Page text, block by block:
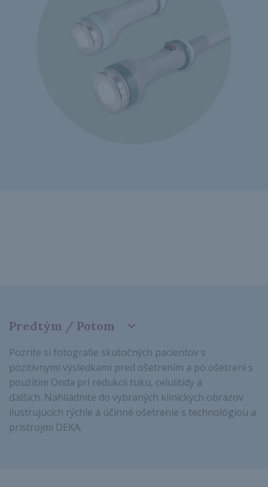
Predtým / Potom
Pozrite si fotografie skutočných pacientov s
pozitívnymi výsledkami pred ošetrením a po ošetrení s
použitím Onda pri redukcii tuku, celulitídy a
ďalších. Nahliadnite do vybraných klinických obrazov
ilustrujúcich rýchle a účinné ošetrenie s technológiou a
prístrojmi DEKA.